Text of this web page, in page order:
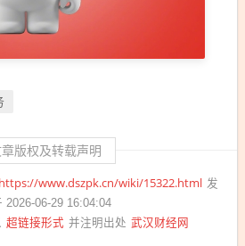
版权及转载声明
https://www.dszpk.cn/wiki/15322.html 发
2026-06-29 16:04:04
超链接形式 并注明出处 武汉财经网